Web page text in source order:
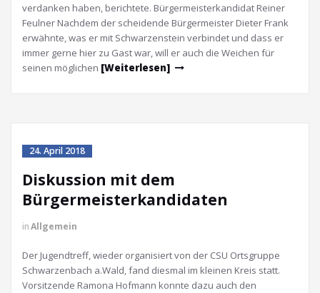
verdanken haben, berichtete. Bürgermeisterkandidat Reiner
Feulner Nachdem der scheidende Bürgermeister Dieter Frank
erwähnte, was er mit Schwarzenstein verbindet und dass er
immer gerne hier zu Gast war, will er auch die Weichen für
seinen möglichen [Weiterlesen]
24. April 2018
Diskussion mit dem
Bürgermeisterkandidaten
inAllgemein
Der Jugendtreff, wieder organisiert von der CSU Ortsgruppe
Schwarzenbach a.Wald, fand diesmal im kleinen Kreis statt.
Vorsitzende Ramona Hofmann konnte dazu auch den